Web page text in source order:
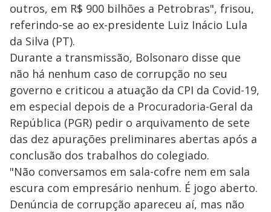
outros, em R$ 900 bilhões a Petrobras", frisou,
referindo-se ao ex-presidente Luiz Inácio Lula
da Silva (PT).
Durante a transmissão, Bolsonaro disse que
não há nenhum caso de corrupção no seu
governo e criticou a atuação da CPI da Covid-19,
em especial depois de a Procuradoria-Geral da
República (PGR) pedir o arquivamento de sete
das dez apurações preliminares abertas após a
conclusão dos trabalhos do colegiado.
"Não conversamos em sala-cofre nem em sala
escura com empresário nenhum. É jogo aberto.
Denúncia de corrupção apareceu aí, mas não